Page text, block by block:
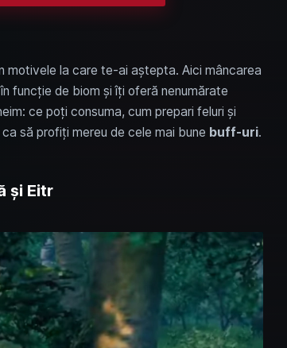
motivele la care te-ai aștepta. Aici mâncarea
funcție de biom și îți oferă nenumărate
ce poți consuma, cum prepari feluri și
să profiți mereu de cele mai bune buff-uri.
și Eitr